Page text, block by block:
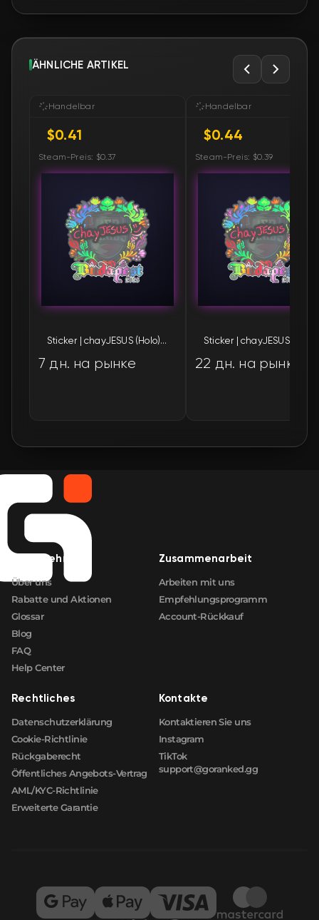
ÄHNLICHE ARTIKEL
Handelbar
$0.41
Steam-Preis: $0.37
Sticker | chayJESUS (Holo) | Budapest 2025
7 дн. на рынке
Handelbar
$0.44
Steam-Preis: $0.39
22 дн. на рынке
Unternehmen
Über uns
Rabatte und Aktionen
Glossar
Blog
FAQ
Help Center
Zusammenarbeit
Arbeiten mit uns
Empfehlungsprogramm
Account-Rückkauf
Rechtliches
Datenschutzerklärung
Cookie-Richtlinie
Rückgaberecht
Öffentliches Angebots-Vertrag
AML/KYC-Richtlinie
Erweiterte Garantie
Kontakte
Kontaktieren Sie uns
Instagram
TikTok
support@goranked.gg